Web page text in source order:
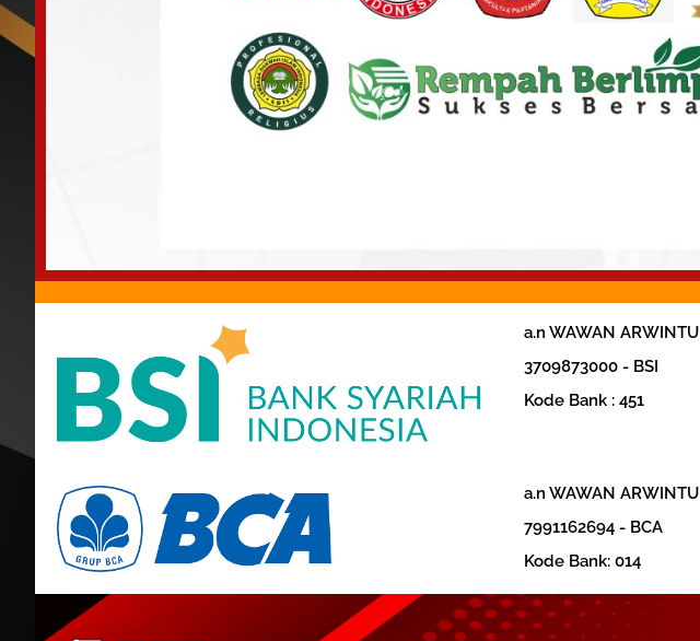
a.n WAWAN ARWINTU
‎3709873000 - BSI
Kode Bank : 451
a.n WAWAN ARWINTU
‎7991162694 - BCA
‎Kode Bank: 014